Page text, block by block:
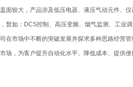
面较大，产品涉及低压电器、液压气动元件、仪
暂如：DCS控制、高压变频、烟气监测、工业
在市场中不断的突破发展并探求多种思路经营
场，为客户提升自动化水平、降低成本、提供